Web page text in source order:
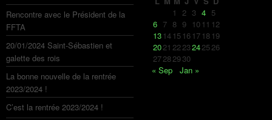
Rencontre avec le Président de la
FFTA
20/01/2024 Saint-Sébastien et
galette des rois
La bonne nouvelle de la rentrée
2023/2024 !
C’est la rentrée 2023/2024 !
1 2 3 4 5
6 7 8 9 10 11 12
13 14 15 16 17 18 19
2021 2223242526
27282930
« Sep
Jan »